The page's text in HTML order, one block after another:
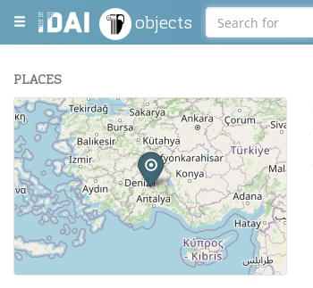
objects
PLACES
+
−
| Maps and Data ©OpenStreetMap